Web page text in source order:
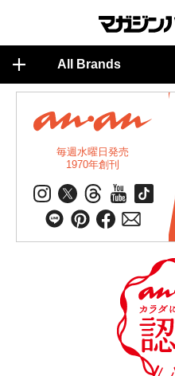
All Brands
毎週水曜日発売
1970年創刊